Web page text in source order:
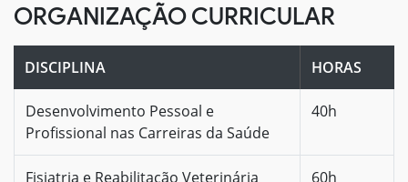
ORGANIZAÇÃO CURRICULAR
DISCIPLINA HORAS
Desenvolvimento Pessoal e
Profissional nas Carreiras da Saúde
40h
Fisiatria e Reabilitação Veterinária 60h